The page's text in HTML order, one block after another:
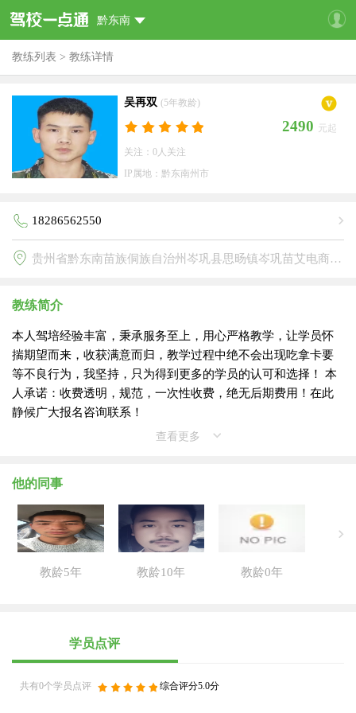
黔东南
教练列表 > 教练详情
吴再双 (5年教龄)
2490 元起
关注：0人关注
IP属地：黔东南州市
18286562550
贵州省黔东南苗族侗族自治州岑巩县思旸镇岑巩苗艾电商产业园岑巩职中(岑职驾校)
教练简介
本人驾培经验丰富，秉承服务至上，用心严格教学，让学员怀
揣期望而来，收获满意而归，教学过程中绝不会出现吃拿卡要
等不良行为，我坚持，只为得到更多的学员的认可和选择！ 本
人承诺：收费透明，规范，一次性收费，绝无后期费用！在此
静候广大报名咨询联系！
查看更多
他的同事
教龄5年 教龄10年 教龄0年
学员点评
共有0个学员点评 综合评分5.0分